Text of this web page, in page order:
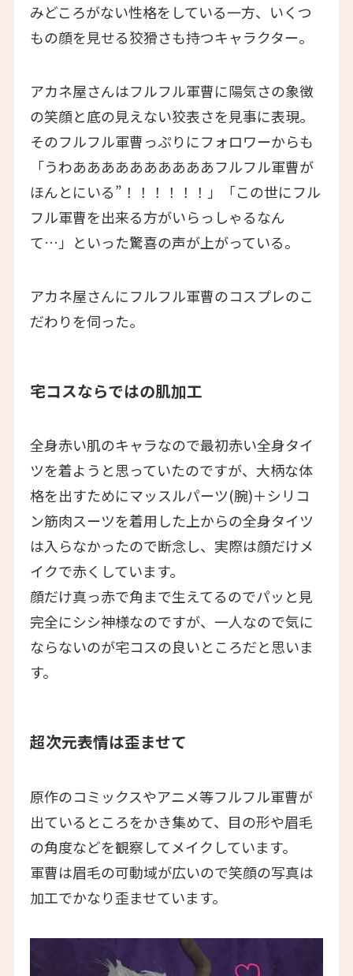
みどころがない性格をしている一方、いくつ
もの顔を見せる狡猾さも持つキャラクター。
アカネ屋さんはフルフル軍曹に陽気さの象徴
の笑顔と底の見えない狡表さを見事に表現。
そのフルフル軍曹っぷりにフォロワーからも
「うわああああああああああフルフル軍曹が
ほんとにいる”！！！！！！」「この世にフル
フル軍曹を出来る方がいらっしゃるなん
て…」といった驚喜の声が上がっている。
アカネ屋さんにフルフル軍曹のコスプレのこ
だわりを伺った。
宅コスならではの肌加工
全身赤い肌のキャラなので最初赤い全身タイ
ツを着ようと思っていたのですが、大柄な体
格を出すためにマッスルパーツ(腕)＋シリコ
ン筋肉スーツを着用した上からの全身タイツ
は入らなかったので断念し、実際は顔だけメ
イクで赤くしています。
顔だけ真っ赤で角まで生えてるのでパッと見
完全にシシ神様なのですが、一人なので気に
ならないのが宅コスの良いところだと思いま
す。
超次元表情は歪ませて
原作のコミックスやアニメ等フルフル軍曹が
出ているところをかき集めて、目の形や眉毛
の角度などを観察してメイクしています。
軍曹は眉毛の可動域が広いので笑顔の写真は
加工でかなり歪ませています。